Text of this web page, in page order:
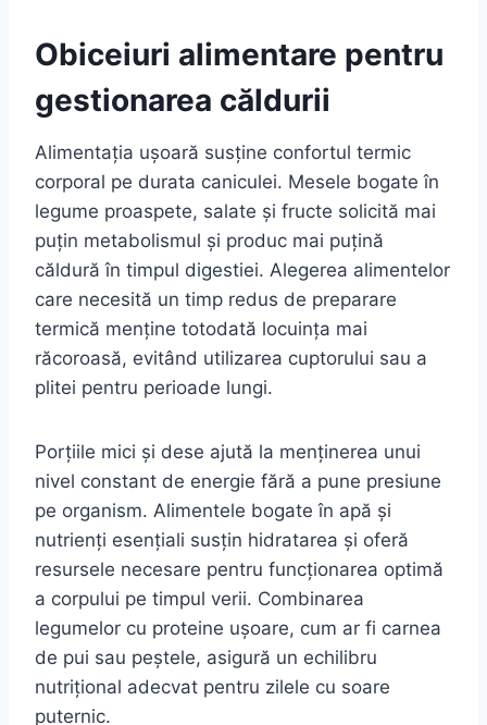
Obiceiuri alimentare pentru
gestionarea căldurii
Alimentația ușoară susține confortul termic
corporal pe durata caniculei. Mesele bogate în
legume proaspete, salate și fructe solicită mai
puțin metabolismul și produc mai puțină
căldură în timpul digestiei. Alegerea alimentelor
care necesită un timp redus de preparare
termică menține totodată locuința mai
răcoroasă, evitând utilizarea cuptorului sau a
plitei pentru perioade lungi.
Porțiile mici și dese ajută la menținerea unui
nivel constant de energie fără a pune presiune
pe organism. Alimentele bogate în apă și
nutrienți esențiali susțin hidratarea și oferă
resursele necesare pentru funcționarea optimă
a corpului pe timpul verii. Combinarea
legumelor cu proteine ușoare, cum ar fi carnea
de pui sau peștele, asigură un echilibru
nutrițional adecvat pentru zilele cu soare
puternic.